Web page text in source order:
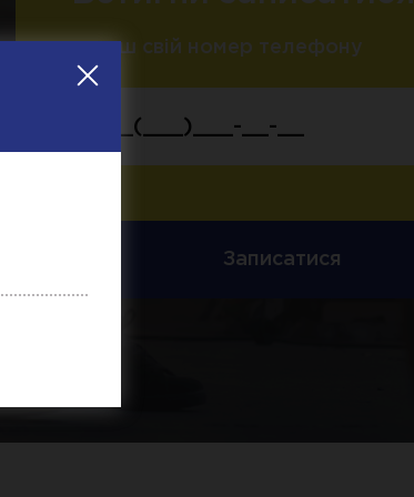
залиш свій номер телефону
Записатися